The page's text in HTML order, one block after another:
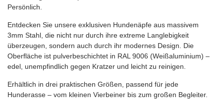
Persönlich.
Entdecken Sie unsere exklusiven Hundenäpfe aus massivem
3mm Stahl , die nicht nur durch ihre extreme Langlebigkeit
überzeugen, sondern auch durch ihr modernes Design. Die
Oberfläche ist pulverbeschichtet in RAL 9006 (Weißaluminium) –
edel, unempfindlich gegen Kratzer und leicht zu reinigen.
Erhältlich in drei praktischen Größen , passend für jede
Hunderasse – vom kleinen Vierbeiner bis zum großen Begleiter.